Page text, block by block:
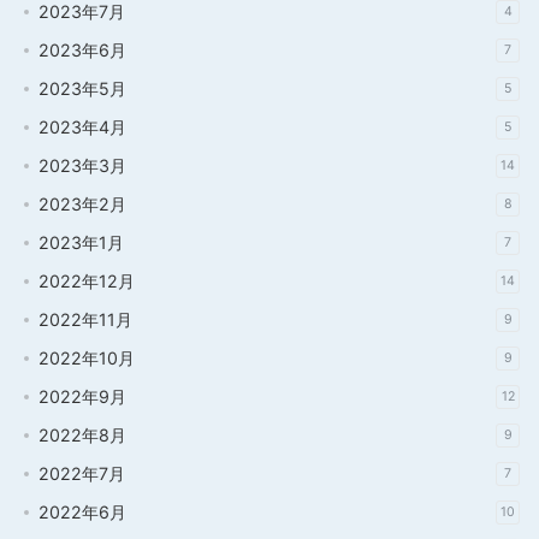
2023年7月 4
2023年6月 7
2023年5月 5
2023年4月 5
2023年3月 14
2023年2月 8
2023年1月 7
2022年12月 14
2022年11月 9
2022年10月 9
2022年9月 12
2022年8月 9
2022年7月 7
2022年6月 10